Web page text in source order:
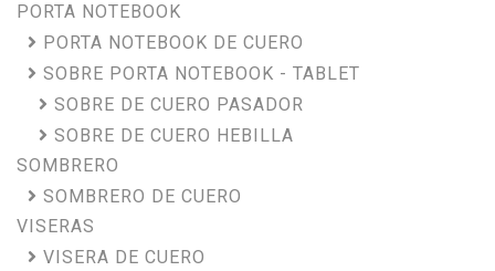
PORTA NOTEBOOK
PORTA NOTEBOOK DE CUERO
SOBRE PORTA NOTEBOOK - TABLET
SOBRE DE CUERO PASADOR
SOBRE DE CUERO HEBILLA
SOMBRERO
SOMBRERO DE CUERO
VISERAS
VISERA DE CUERO